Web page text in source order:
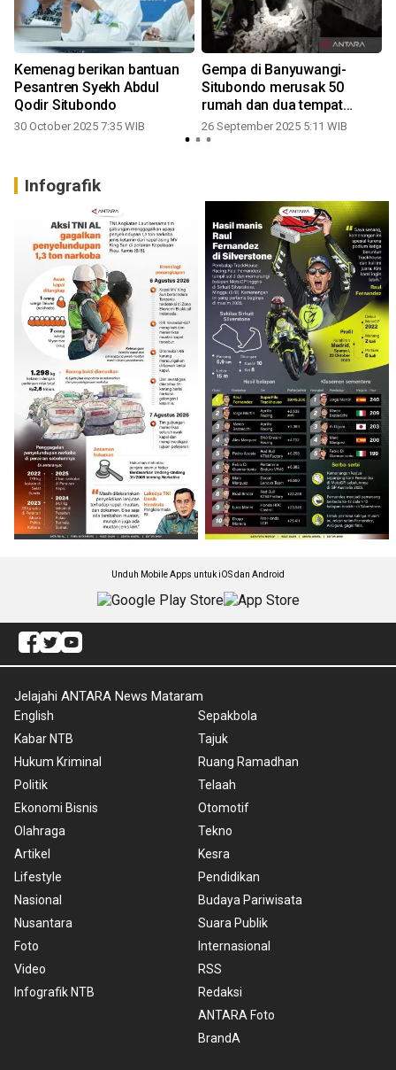
Kemenag berikan bantuan
Pesantren Syekh Abdul
Qodir Situbondo
30 October 2025 7:35 WIB
Gempa di Banyuwangi-
Situbondo merusak 50
rumah dan dua tempat
ibadah
26 September 2025 5:11 WIB
Infografik
Unduh Mobile Apps untuk iOS dan Android
Jelajahi ANTARA News Mataram
English
Kabar NTB
Hukum Kriminal
Politik
Ekonomi Bisnis
Olahraga
Artikel
Lifestyle
Nasional
Nusantara
Foto
Video
Infografik NTB
Sepakbola
Tajuk
Ruang Ramadhan
Telaah
Otomotif
Tekno
Kesra
Pendidikan
Budaya Pariwisata
Suara Publik
Internasional
RSS
Redaksi
ANTARA Foto
BrandA